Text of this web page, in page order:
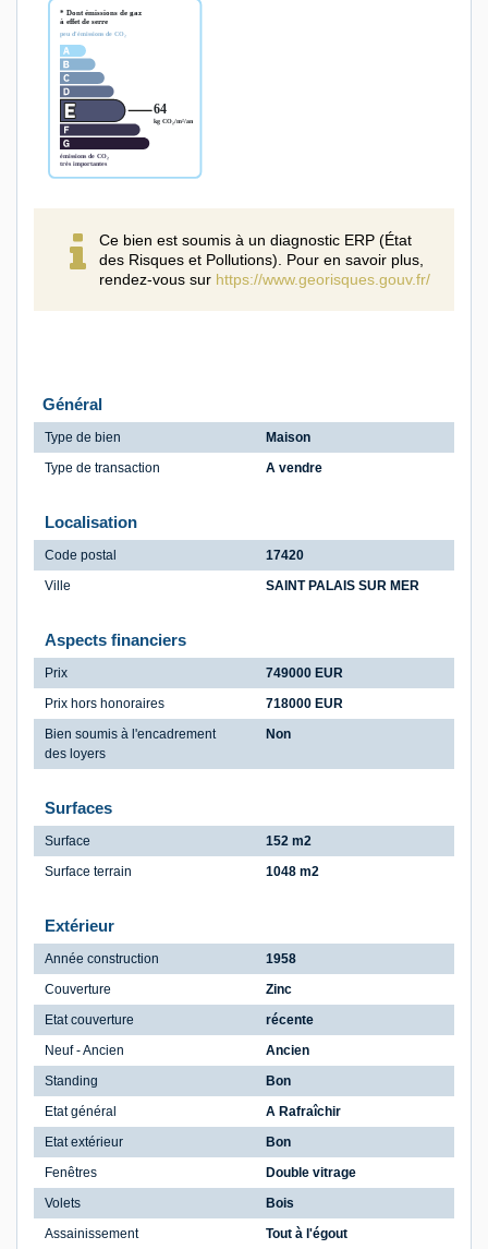
Ce bien est soumis à un diagnostic ERP (État
des Risques et Pollutions). Pour en savoir plus,
rendez-vous sur https://www.georisques.gouv.fr/
Général
Type de bien
Maison
Type de transaction
A vendre
Localisation
Code postal
17420
Ville
SAINT PALAIS SUR MER
Aspects financiers
Prix
749000 EUR
Prix hors honoraires
718000 EUR
Bien soumis à l'encadrement
des loyers
Non
Surfaces
Surface
152 m2
Surface terrain
1048 m2
Extérieur
Année construction
1958
Couverture
Zinc
Etat couverture
récente
Neuf - Ancien
Ancien
Standing
Bon
Etat général
A Rafraîchir
Etat extérieur
Bon
Fenêtres
Double vitrage
Volets
Bois
Assainissement
Tout à l'égout